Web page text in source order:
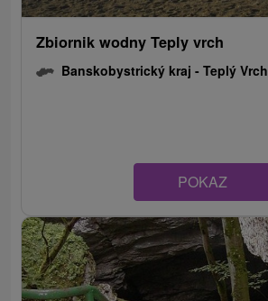
Zbiornik wodny Teply vrch
Banskobystrický kraj -Teplý Vrch
POKAZ